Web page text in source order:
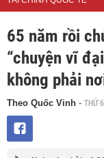
65 năm rồi
“chuyện vĩ
không phải
Theo Quốc Vinh - THỨ